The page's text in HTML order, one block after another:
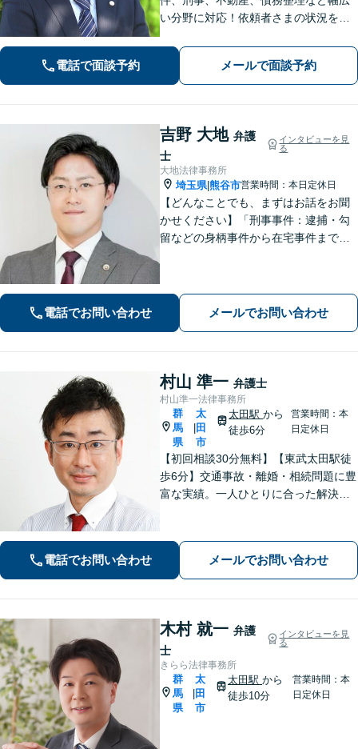
い分野に対応！依頼者さまの状況を十
解決策をご提案いたします。お気軽に
ご相談ください。【法テラス利用可】
【駐車場あり】
電話で面談予約 メールで面談予約
吉野 大地 弁護
士
インタビューを見
る
大地法律事務所
埼玉県|熊谷市営業時間：本日定休日
【どんなことでも、まずはお話をお聞
かせください】「刑事事件：逮捕・勾
留などの身柄事件から在宅事件まで、
電話でお問い合わせ メールでお問い合わせ
村山 準一 弁護士
村山準一法律事務所
群
馬
県
太
田
市
太田駅から
徒歩6分
営業時間：本
日定休日
【初回相談30分無料】【東武太田駅徒
歩6分】交通事故・離婚・相続問題に豊
富な実績。一人ひとりに合った解決方
もご相談ください。
電話でお問い合わせ メールでお問い合わせ
木村 就一 弁護
士
インタビューを見
る
きらら法律事務所
群
馬
県
太
田
市
太田駅 から
徒歩10分
営業時間：本
日定休日